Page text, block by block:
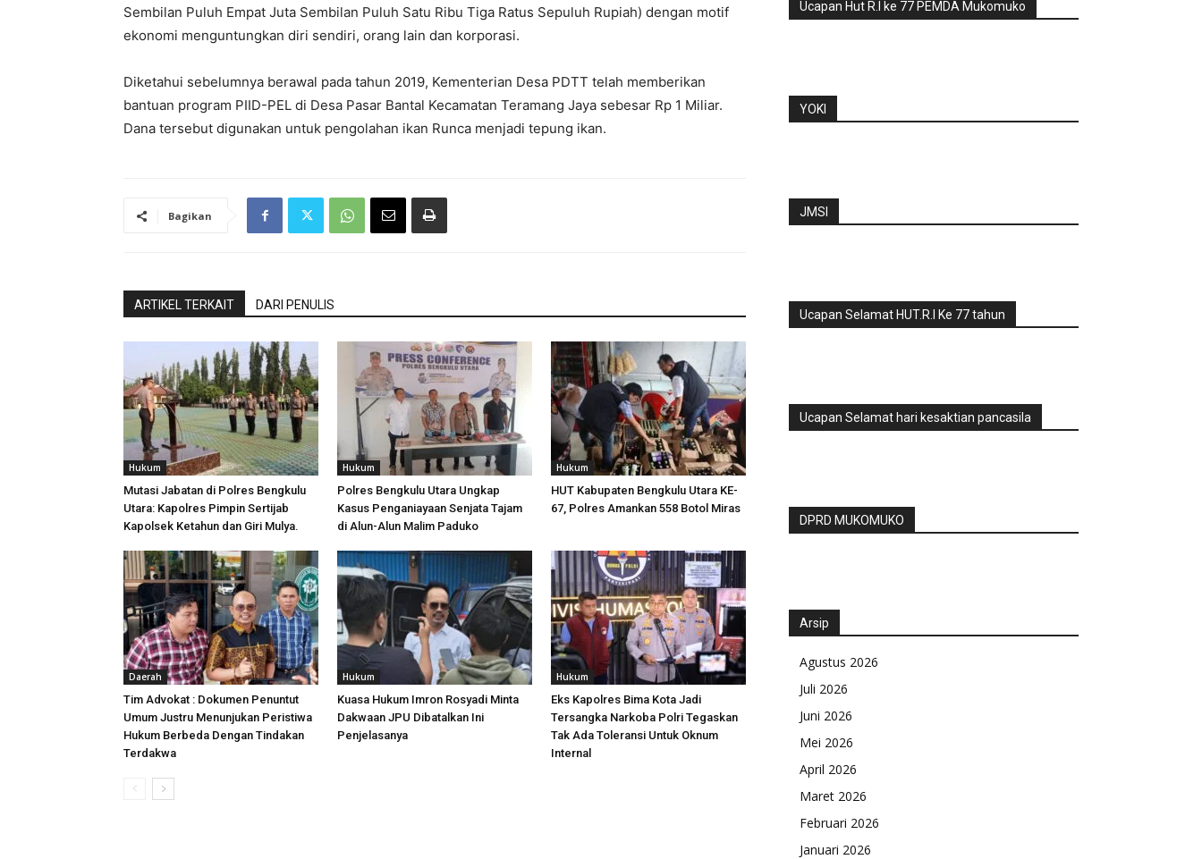
Sembilan Puluh Empat Juta Sembilan Puluh Satu Ribu Tiga Ratus Sepuluh Rupiah) dengan motif
ekonomi menguntungkan diri sendiri, orang lain dan korporasi.
Diketahui sebelumnya berawal pada tahun 2019, Kementerian Desa PDTT telah memberikan
bantuan program PIID-PEL di Desa Pasar Bantal Kecamatan Teramang Jaya sebesar Rp 1 Miliar.
Dana tersebut digunakan untuk pengolahan ikan Runca menjadi tepung ikan.
Bagikan
ARTIKEL TERKAIT DARI PENULIS
Hukum
Mutasi Jabatan di Polres Bengkulu
Utara: Kapolres Pimpin Sertijab
Kapolsek Ketahun dan Giri Mulya.
Hukum
Polres Bengkulu Utara Ungkap
Kasus Penganiayaan Senjata Tajam
di Alun-Alun Malim Paduko
Hukum
HUT Kabupaten Bengkulu Utara KE-
67, Polres Amankan 558 Botol Miras
Daerah
Tim Advokat : Dokumen Penuntut
Umum Justru Menunjukan Peristiwa
Hukum Berbeda Dengan Tindakan
Terdakwa
Hukum
Kuasa Hukum Imron Rosyadi Minta
Dakwaan JPU Dibatalkan Ini
Penjelasanya
Hukum
Eks Kapolres Bima Kota Jadi
Tersangka Narkoba Polri Tegaskan
Tak Ada Toleransi Untuk Oknum
Internal
Ucapan Hut R.I ke 77 PEMDA Mukomuko
YOKI
JMSI
Ucapan Selamat HUT.R.I Ke 77 tahun
Ucapan Selamat hari kesaktian pancasila
DPRD MUKOMUKO
Arsip
Agustus 2026
Juli 2026
Juni 2026
Mei 2026
April 2026
Maret 2026
Februari 2026
Januari 2026